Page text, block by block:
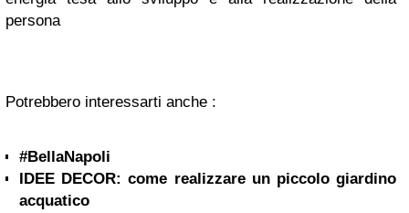
persona
Potrebbero interessarti anche :
#BellaNapoli
IDEE DECOR: come realizzare un piccolo giardino
acquatico